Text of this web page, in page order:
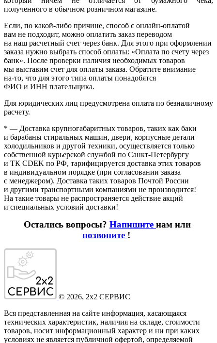
полученного в обычном розничном магазине.
Если, по какой-либо причине, способ с онлайн-оплатой
вам не подходит, можно оплатить заказ переводом
на наш расчетный счет через банк. Для этого при оформлении
заказа нужно выбрать способ оплаты: «Оплата по счету через
банк». После проверки наличия необходимых товаров
мы выставим счет для оплаты заказа. Обратите внимание
на-то, что для этого типа оплаты понадобятся
ФИО и ИНН плательщика.
Для юридических лиц предусмотрена оплата по безналичному
расчету.
* — Доставка крупногабаритных товаров, таких как баки
и барабаны стиральных машин, двери, корпусные детали
холодильников и другой техники, осуществляется только
собственной курьерской службой по Санкт-Петербургу
и ТК CDEK по РФ, тарифицируется доставка этих товаров
в индивидуальном порядке (при согласовании заказа
с менеджером). Доставка таких товаров Почтой России
и другими транспортными компаниями не производится!
На такие товары не распространяется действие акций
и специальных условий доставки!
Остались вопросы? Напишите нам или
позвоните !
© 2026, 2x2 СЕРВИС
Вся представленная на сайте информация, касающаяся
технических характеристик, наличия на складе, стоимости
товаров, носит информационный характер и ни при каких
условиях не является публичной офертой, определяемой